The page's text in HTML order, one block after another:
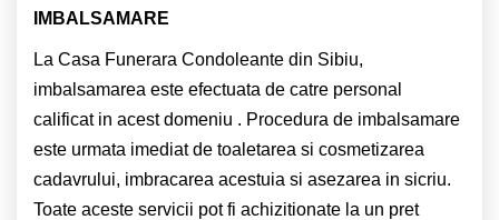
IMBALSAMARE
La Casa Funerara Condoleante din Sibiu,
imbalsamarea este efectuata de catre personal
calificat in acest domeniu . Procedura de imbalsamare
este urmata imediat de toaletarea si cosmetizarea
cadavrului, imbracarea acestuia si asezarea in sicriu.
Toate aceste servicii pot fi achizitionate la un pret